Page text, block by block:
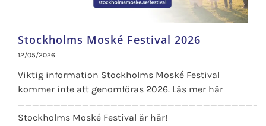
Stockholms Moské Festival 2026
12/05/2026
Viktig information Stockholms Moské Festival
kommer inte att genomföras 2026. Läs mer här
Stockholms Moské Festival är här!